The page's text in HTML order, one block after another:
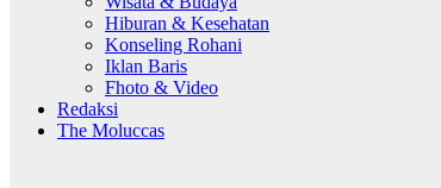
Hiburan & Kesehatan
Konseling Rohani
Iklan Baris
Fhoto & Video
Redaksi
The Moluccas